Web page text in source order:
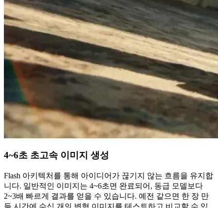
4~6초 초고속 이미지 생성
Flash 아키텍처를 통해 아이디어가 끊기지 않는 흐름을 유지합
니다. 일반적인 이미지는 4~6초면 완료되어, 동급 모델보다
2~3배 빠르게 결과를 얻을 수 있습니다. 예전 같으면 한 장 만